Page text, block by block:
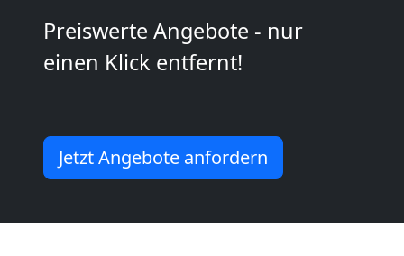
Preiswerte Angebote - nur
einen Klick entfernt!
Jetzt Angebote anfordern
Kunsttransport
Leonding
Umzug
Leonding
3